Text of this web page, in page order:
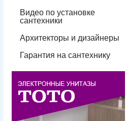
Видео по установке
сантехники
Архитекторы и дизайнеры
Гарантия на сантехнику